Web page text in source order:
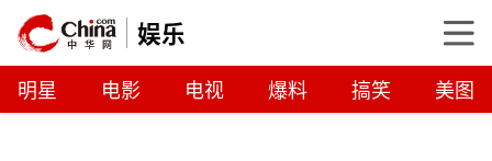
娱乐
明星 电影 电视 爆料 搞笑 美图